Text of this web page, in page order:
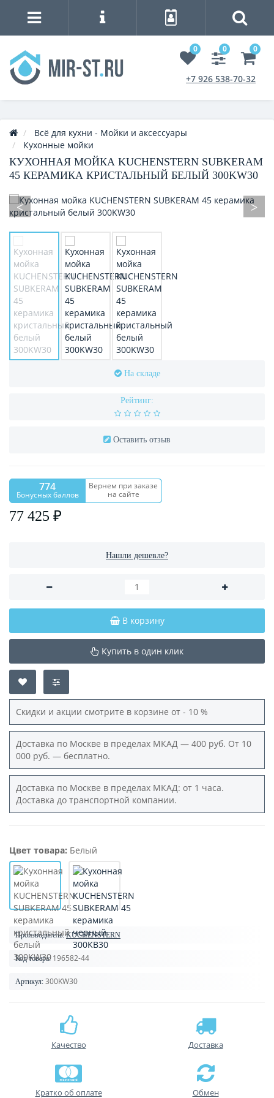
0 0 0
+7 926 538-70-32
Всё для кухни - Мойки и аксессуары
Кухонные мойки
КУХОННАЯ МОЙКА KUCHENSTERN SUBKERAM
45 КЕРАМИКА КРИСТАЛЬНЫЙ БЕЛЫЙ 300KW30
На складе
Рейтинг:
Оставить отзыв
774
Бонусных баллов
Вернем при заказе
на сайте
77 425 ₽
Нашли дешевле?
В корзину
Купить в один клик
Скидки и акции смотрите в корзине от - 10 %
Доставка по Москве в пределах МКАД — 400 руб. От 10
000 руб. — бесплатно.
Доставка по Москве в пределах МКАД: от 1 часа.
Доставка до транспортной компании.
Цвет товара: Белый
Производитель: KUCHENSTERN
Код товара:196582-44
Артикул: 300KW30
Качество Доставка
Кратко об оплате Обмен